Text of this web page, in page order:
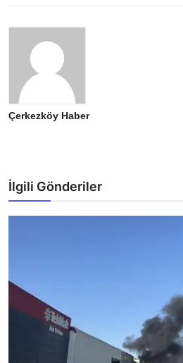
Çerkezköy Haber
İlgili Gönderiler